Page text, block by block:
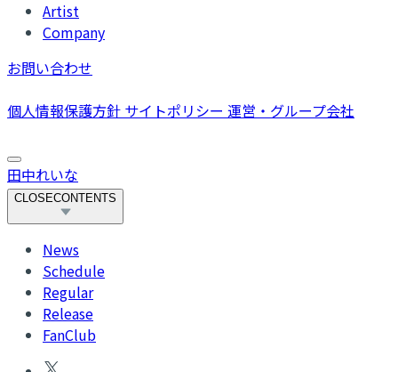
Artist
Company
お問い合わせ
個人情報保護方針 サイトポリシー 運営・グループ会社
田中れいな
CLOSECONTENTS
News
Schedule
Regular
Release
FanClub